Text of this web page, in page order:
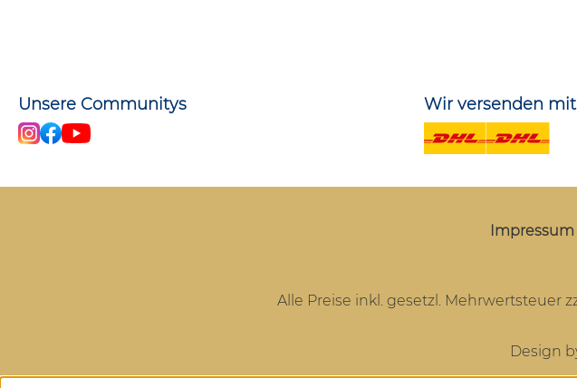
Unsere Communitys Wir versenden
Impressum
Alle Preise inkl. gesetzl. Mehrwertsteuer
Design